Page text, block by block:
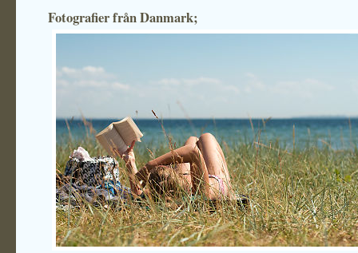
Fotografier från Danmark;